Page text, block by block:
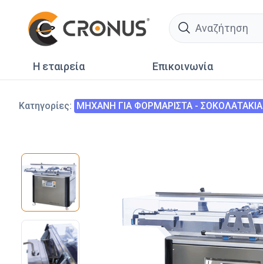
search
Η εταιρεία Επικοινωνία
Κατηγορίες: ΜΗΧΑΝΗ ΓΙΑ ΦΟΡΜΑΡΙΣΤΑ - ΣΟΚΟΛΑΤΑΚΙΑ